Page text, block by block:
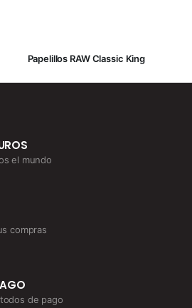
Papelillos RAW Classic King
el mundo
compras
de pago